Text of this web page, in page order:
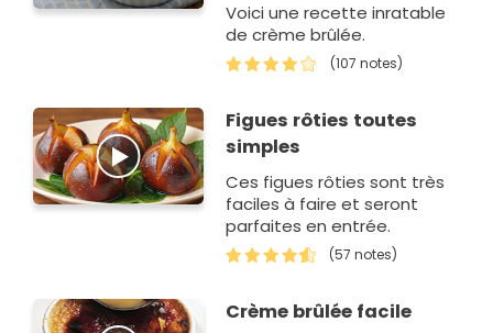
Voici une recette inratable
de crème brûlée.
(107 notes)
Figues rôties toutes
simples
Ces figues rôties sont très
faciles à faire et seront
parfaites en entrée.
(57 notes)
Crème brûlée facile